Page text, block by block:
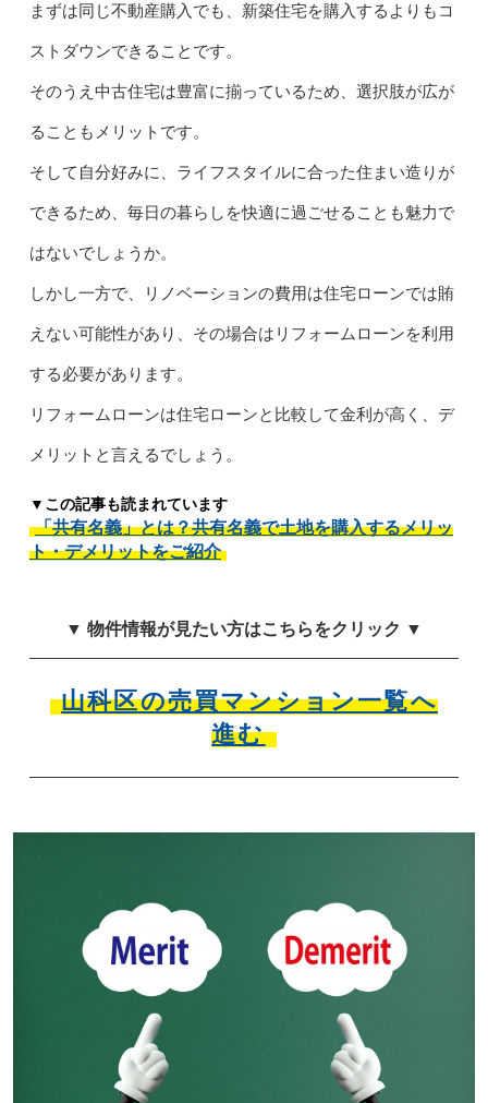
まずは同じ不動産購入でも、新築住宅を購入するよりもコ
ストダウンできることです。
そのうえ中古住宅は豊富に揃っているため、選択肢が広が
ることもメリットです。
そして自分好みに、ライフスタイルに合った住まい造りが
できるため、毎日の暮らしを快適に過ごせることも魅力で
はないでしょうか。
しかし一方で、リノベーションの費用は住宅ローンでは賄
えない可能性があり、その場合はリフォームローンを利用
する必要があります。
リフォームローンは住宅ローンと比較して金利が高く、デ
メリットと言えるでしょう。
▼この記事も読まれています
「共有名義」とは？共有名義で土地を購入するメリッ
ト・デメリットをご紹介
▼ 物件情報が見たい方はこちらをクリック ▼
山科区の売買マンション一覧へ
進む